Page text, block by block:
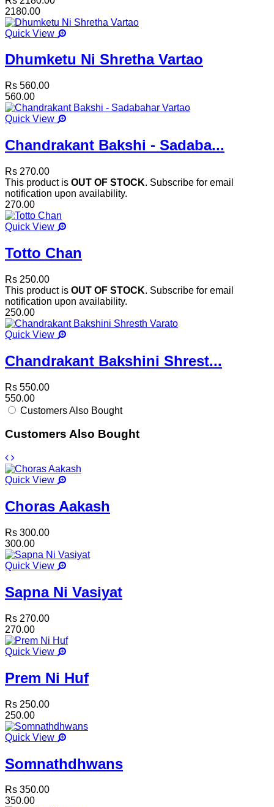
2180.00
Quick View
Dhumketu Ni Shretha Vartao
Rs 560.00
560.00
Quick View
Chandrakant Bakshi - Sadaba...
Rs 270.00
This product is OUT OF STOCK. Subscribe for email
notification upon availability.
270.00
Quick View
Totto Chan
Rs 250.00
This product is OUT OF STOCK. Subscribe for email
notification upon availability.
250.00
Quick View
Chandrakant Bakshini Shrest...
Rs 550.00
550.00
Customers Also Bought
Customers Also Bought
Quick View
Choras Aakash
Rs 300.00
300.00
Quick View
Sapna Ni Vasiyat
Rs 270.00
270.00
Quick View
Prem Ni Huf
Rs 250.00
250.00
Quick View
Somnathdhwans
Rs 350.00
350.00